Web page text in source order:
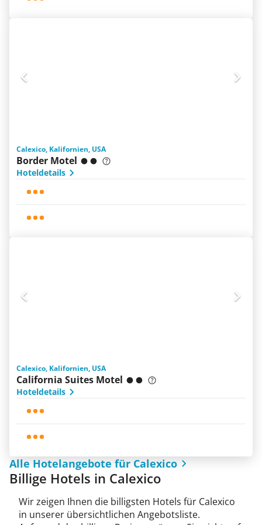
Calexico, Kalifornien, USA
Border Motel
Hoteldetails
Calexico, Kalifornien, USA
California Suites Motel
Hoteldetails
Alle Hotelangebote für Calexico
Billige Hotels in Calexico
Wir zeigen Ihnen die billigsten Hotels für Calexico
in unserer übersichtlichen Angebotsliste.